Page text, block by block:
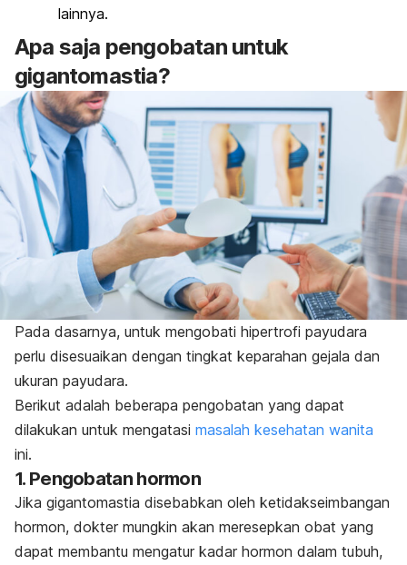
lainnya.
Apa saja pengobatan untuk
gigantomastia?
Pada dasarnya, untuk mengobati hipertrofi payudara
perlu disesuaikan dengan tingkat keparahan gejala dan
ukuran payudara.
Berikut adalah beberapa pengobatan yang dapat
dilakukan untuk mengatasi masalah kesehatan wanita
ini.
1. Pengobatan hormon
Jika gigantomastia disebabkan oleh ketidakseimbangan
hormon, dokter mungkin akan meresepkan obat yang
dapat membantu mengatur kadar hormon dalam tubuh,